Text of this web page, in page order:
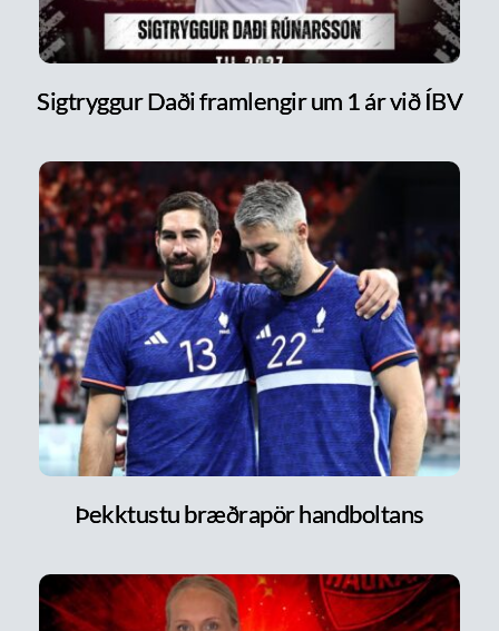
Sigtryggur Daði framlengir um 1 ár við ÍBV
Þekktustu bræðrapör handboltans